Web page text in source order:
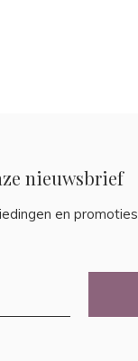
nieuwsbrief
en promoties